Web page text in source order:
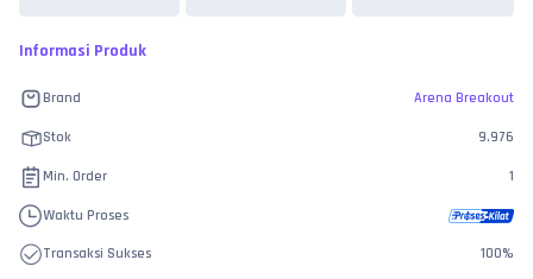
Informasi Produk
Brand Arena Breakout
Stok 9.976
Min. Order 1
Waktu Proses
Transaksi Sukses 100%